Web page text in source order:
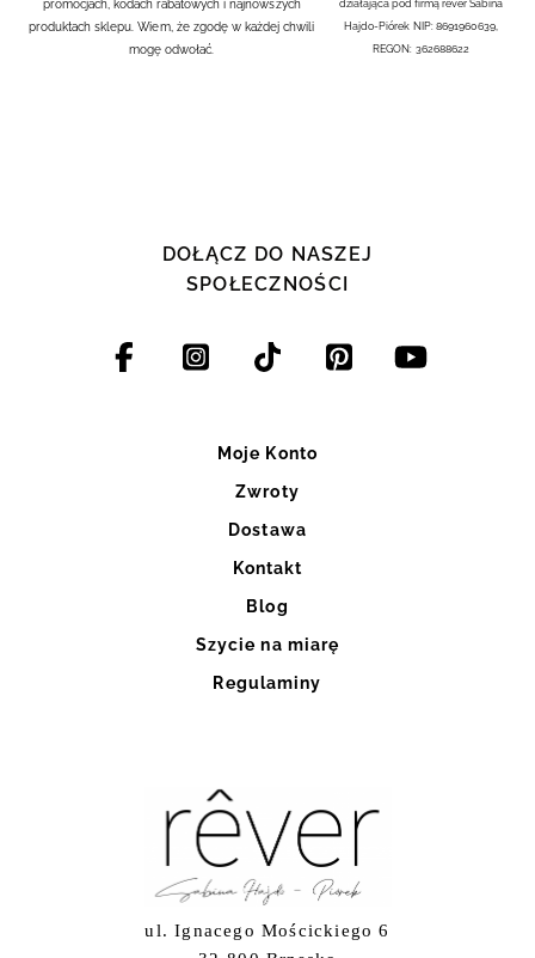
promocjach, kodach rabatowych i najnowszych
produktach sklepu. Wiem, że zgodę w każdej chwili
mogę odwołać.
działająca pod firmą rêver Sabina
Hajdo-Piórek NIP: 8691960639,
REGON: 362688622
DOŁĄCZ DO NASZEJ
SPOŁECZNOŚCI
Moje Konto
Zwroty
Dostawa
Kontakt
Blog
Szycie na miarę
Regulaminy
ul. Ignacego Mościckiego 6